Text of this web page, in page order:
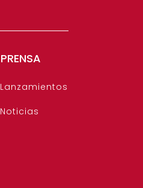
PRENSA
Lanzamientos
Noticias